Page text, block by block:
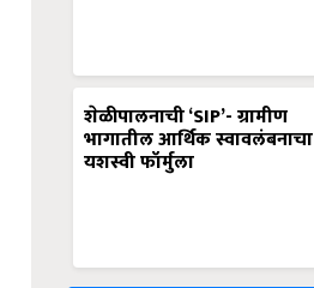
शेळीपालनाची ‘SIP’- ग्रामीण
भागातील आर्थिक स्वावलंबनाचा
यशस्वी फॉर्मुला